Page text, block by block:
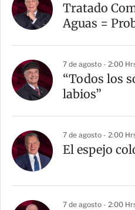
Tratado
Aguas =
7 de agosto - 2:00
“Todos los
labios”
7 de agosto - 2:00
El espejo
7 de agosto - 2:00